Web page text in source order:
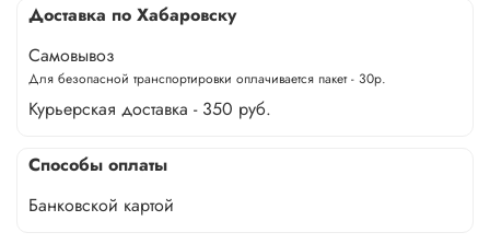
Доставка по Хабаровску
Самовывоз
Для безопасной транспортировки оплачивается пакет - 30р.
Курьерская доставка - 350 руб.
Способы оплаты
Банковской картой